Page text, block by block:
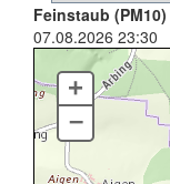
Feinstaub (PM10)
07.08.2026 23:30
+
–